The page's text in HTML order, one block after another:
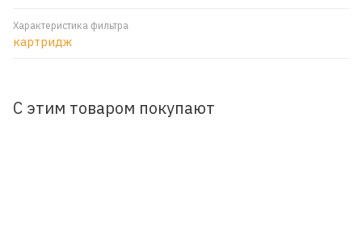
Характеристика фильтра
картридж
С этим товаром покупают